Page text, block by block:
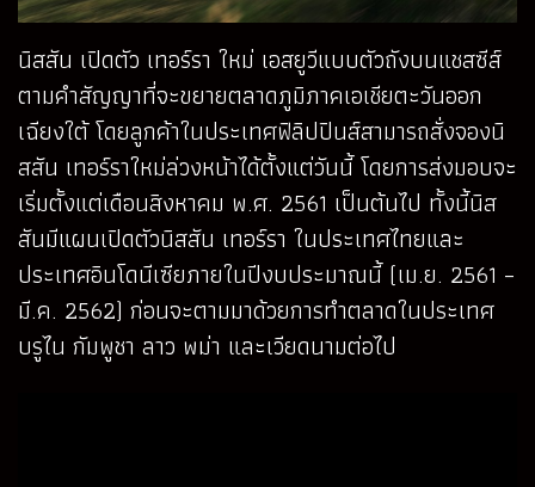
นิสสัน เปิดตัว เทอร์รา ใหม่ เอสยูวีแบบตัวถังบนแชสซีส์
ตามคำสัญญาที่จะขยายตลาดภูมิภาคเอเชียตะวันออก
เฉียงใต้ โดยลูกค้าในประเทศฟิลิปปินส์สามารถสั่งจองนิ
สสัน เทอร์ราใหม่ล่วงหน้าได้ตั้งแต่วันนี้ โดยการส่งมอบจะ
เริ่มตั้งแต่เดือนสิงหาคม พ.ศ. 2561 เป็นต้นไป ทั้งนี้นิส
สันมีแผนเปิดตัวนิสสัน เทอร์รา ในประเทศไทยและ
ประเทศอินโดนีเซียภายในปีงบประมาณนี้ (เม.ย. 2561 –
มี.ค. 2562) ก่อนจะตามมาด้วยการทำตลาดในประเทศ
บรูไน กัมพูชา ลาว พม่า และเวียดนามต่อไป